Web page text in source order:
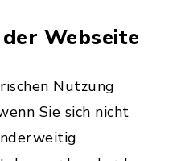
Webseite
Nutzung
Sie sich nicht